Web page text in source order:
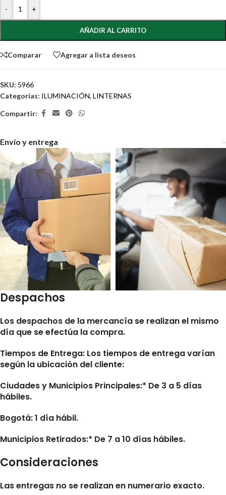
- +
AÑADIR AL CARRITO
Comparar Agregar a lista deseos
SKU: 5966
Categorías: ILUMINACIÓN, LINTERNAS
Compartir:
Envío y entrega
Despachos
Los despachos de la mercancía se realizan el mismo
día que se efectúa la compra.
Tiempos de Entrega: Los tiempos de entrega varían
según la ubicación del cliente:
Ciudades y Municipios Principales:* De 3 a 5 días
hábiles.
Bogotá: 1 día hábil.
Municipios Retirados:* De 7 a 10 días hábiles.
Consideraciones
Las entregas no se realizan en numerario exacto.